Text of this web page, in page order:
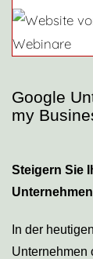
Google
my
Steigern Sie
In der
Unternehmen